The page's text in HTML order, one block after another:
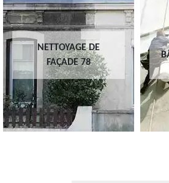
PEINTRE EN
BÂTIMENT INTÉRIEUR
ET EXTÉRIEUR 78